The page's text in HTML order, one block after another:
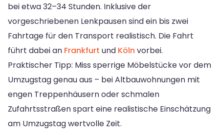
bei etwa 32–34 Stunden. Inklusive der
vorgeschriebenen Lenkpausen sind ein bis zwei
Fahrtage für den Transport realistisch. Die Fahrt
führt dabei an Frankfurt und Köln vorbei.
Praktischer Tipp: Miss sperrige Möbelstücke vor dem
Umzugstag genau aus – bei Altbauwohnungen mit
engen Treppenhäusern oder schmalen
Zufahrtsstraßen spart eine realistische Einschätzung
am Umzugstag wertvolle Zeit.